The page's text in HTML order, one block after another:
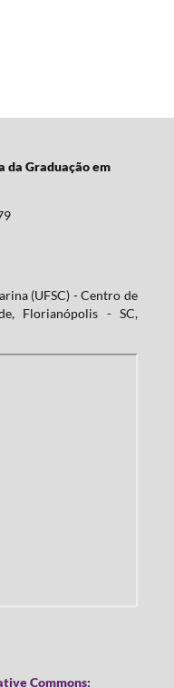
da Graduação em
(UFSC) - Centro de
Florianópolis - SC,
Commons: